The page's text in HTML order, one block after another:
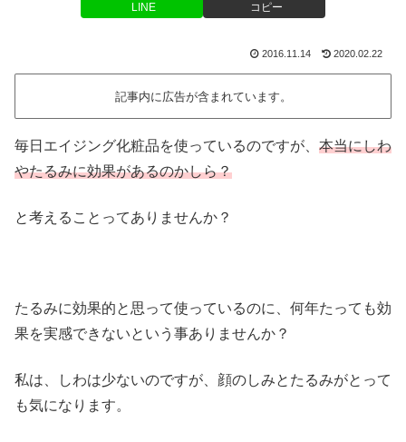
LINE コピー
2016.11.14 2020.02.22
記事内に広告が含まれています。
毎日エイジング化粧品を使っているのですが、 本当にしわ
やたるみに効果があるのかしら？
と考えることってありませんか？
たるみに効果的と思って使っているのに、何年たっても効
果を実感できないという事ありませんか？
私は、しわは少ないのですが、顔のしみとたるみがとって
も気になります。